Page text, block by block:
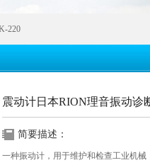
220
震动计日本RION理音振动诊
简要描述：
一种振动计，用于维护和检查工业机械